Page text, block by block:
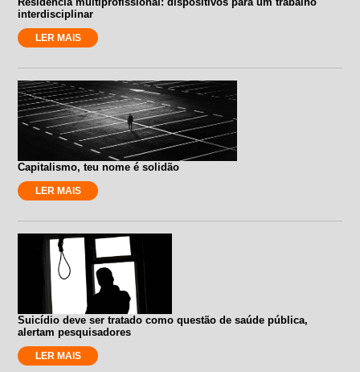
interdisciplinar
LER MAIS
Capitalismo, teu nome é solidão
LER MAIS
Suicídio deve ser tratado como questão de saúde pública,
alertam pesquisadores
LER MAIS